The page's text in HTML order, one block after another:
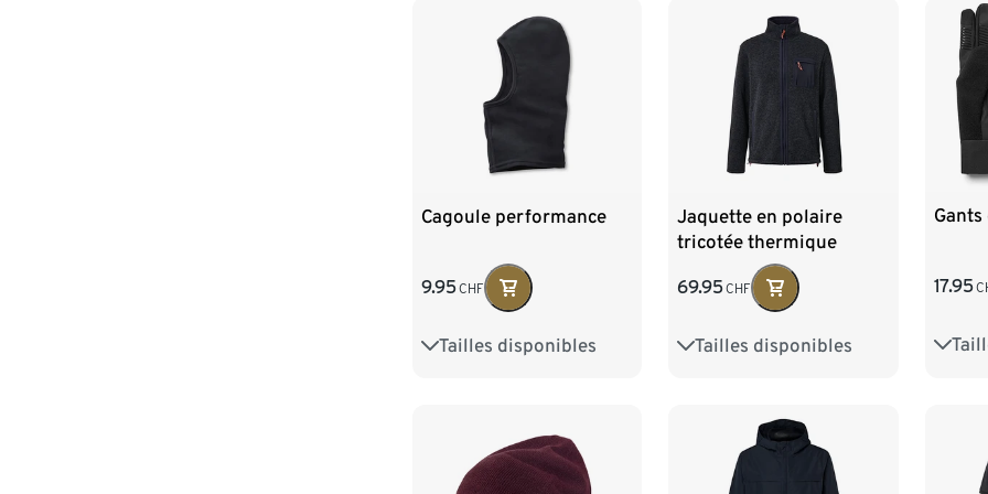
Cagoule performance
9.95CHF
Tailles disponibles
S M L
Jaquette en polaire
tricotée thermique
69.95CHF
Tailles disponibles
S 44/46 M 48/50
XXL 60/62
17.95
S/M